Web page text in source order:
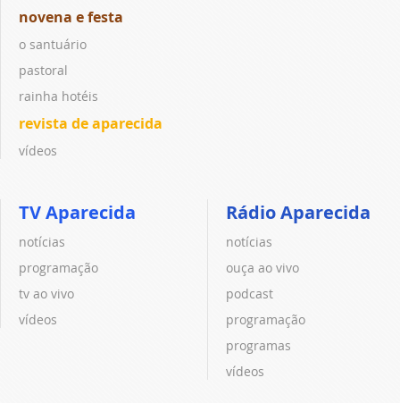
novena e festa
o santuário
pastoral
rainha hotéis
revista de aparecida
vídeos
TV Aparecida
notícias
programação
tv ao vivo
vídeos
Rádio Aparecida
notícias
ouça ao vivo
podcast
programação
programas
vídeos